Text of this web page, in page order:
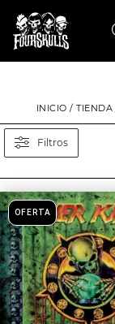
INICIO / TIENDA
Filtros
OFERTA